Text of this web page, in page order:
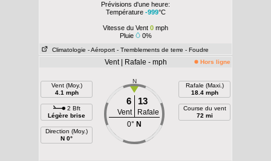
Prévisions d'une heure:
Température -999°C
Vitesse du Vent 0 mph
Pluie
0%
Climatologie - Aéroport - Tremblements de terre - Foudre
Vent | Rafale - mph Hors ligne
Vent (Moy.)
4.1 mph
2 Bft
Légère brise
Direction (Moy.)
N 0°
N
6 13
Vent
Rafale
0° N
Rafale (Maxi.)
18.4 mph
Course du vent
72 mi